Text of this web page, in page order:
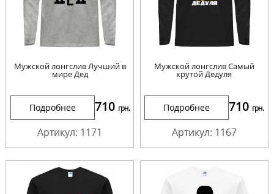
Мужской лонгслив Лучший в
мире Дед
Подробнее 710 грн.
Артикул: 1171
Мужской лонгслив Самый
крутой Дедуля
Подробнее 710 грн.
Артикул: 1167